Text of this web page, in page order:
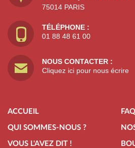
75014 PARIS
TÉLÉPHONE :
01 88 48 61 00
NOUS CONTACTER :
Cliquez ici pour nous écrire
ACCUEIL
QUI SOMMES-NOUS ?
VOUS L'AVEZ DIT !